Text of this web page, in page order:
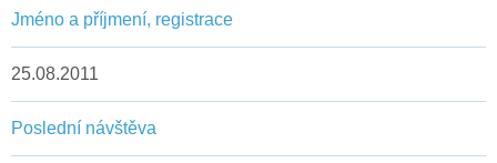
Jméno a příjmení, registrace
25.08.2011
Poslední návštěva